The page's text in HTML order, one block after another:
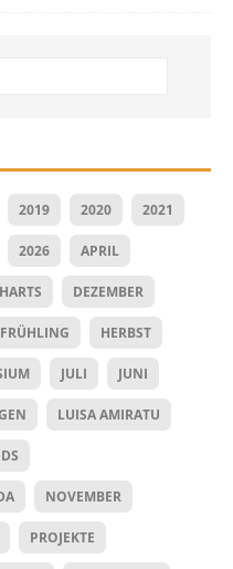
2019 2020 2021
2026 APRIL
DEZEMBER
FRÜHLING HERBST
JULI JUNI
LUISA AMIRATU
NOVEMBER
PROJEKTE